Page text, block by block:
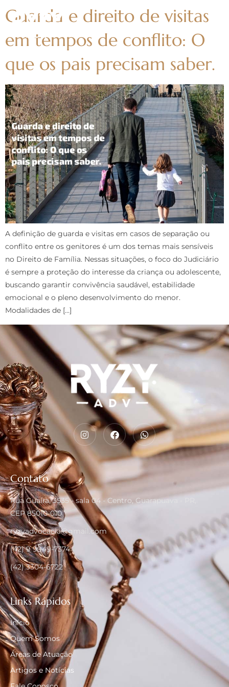
Guarda e direito de visitas
em tempos de conflito: O
que os pais precisam saber.
A definição de guarda e visitas em casos de separação ou
conflito entre os genitores é um dos temas mais sensíveis
no Direito de Família. Nessas situações, o foco do Judiciário
é sempre a proteção do interesse da criança ou adolescente,
buscando garantir convivência saudável, estabilidade
emocional e o pleno desenvolvimento do menor.
Modalidades de […]
Contato
Rua Guaíra, 3535 - sala 04 - Centro, Guarapuava - PR,
CEP 85010-010
ryzyadvocacia@gmail.com
(42) 9 9949-7374
(42) 3304-6722
Links Rápidos
Início
Quem Somos
Áreas de Atuação
Artigos e Notícias